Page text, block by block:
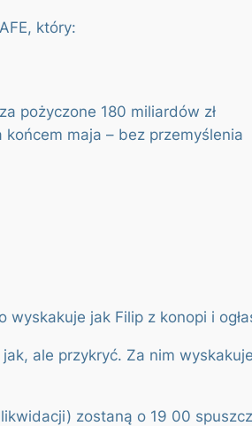
który:
pożyczone 180 miliardów zł
maja – bez przemyślenia
jak Filip z konopi i
ale przykryć. Za nim
zostaną o 19 00